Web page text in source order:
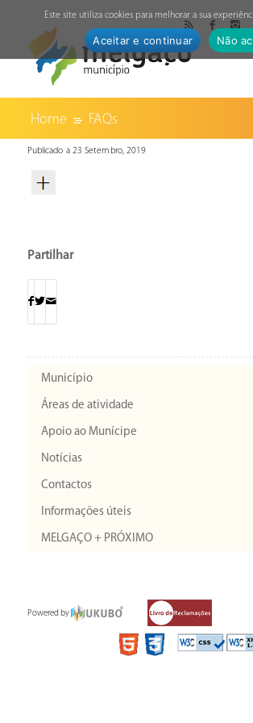
Home FAQs
Publicado a 23 Setembro, 2019
Partilhar
Município
Áreas de atividade
Apoio ao Munícipe
Notícias
Contactos
Informações úteis
MELGAÇO + PRÓXIMO
Powered by
Este site utiliza cookies para melhorar a sua
Aceitar e continuar Não